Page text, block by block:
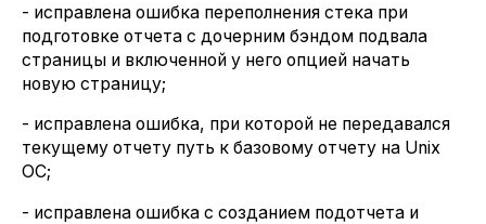
- исправлена ошибка переполнения стека при
подготовке отчета с дочерним бэндом подвала
страницы и включенной у него опцией начать
новую страницу;
- исправлена ошибка, при которой не передавался
текущему отчету путь к базовому отчету на Unix
ОС;
- исправлена ошибка с созданием подотчета и